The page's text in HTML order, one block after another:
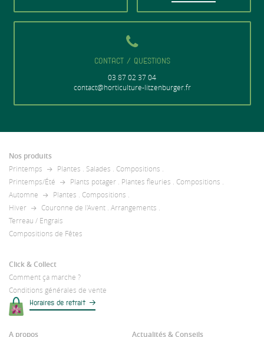
CONTACT / QUESTIONS
03 87 02 37 04
contact@horticulture-litzenburger.fr
A propos
Nos produits
Printemps
Plantes . Salades . Compositions .
Printemps/Été
Plants potager . Plantes fleuries . Compositions .
Automne
Plantes . Compositions .
Hiver
Couronne de l'Avent . Arrangements .
Terreau / Engrais
Compositions de Fêtes
Click & Collect
Comment ça marche ?
Conditions générales de vente
Horaires de retrait
Actualités & Conseils